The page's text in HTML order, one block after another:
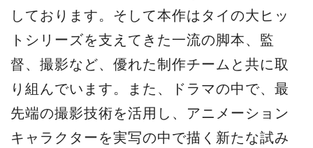
しております。そして本作はタイの大ヒッ
トシリーズを支えてきた一流の脚本、監
督、撮影など、優れた制作チームと共に取
り組んでいます。また、ドラマの中で、最
先端の撮影技術を活用し、アニメーション
キャラクターを実写の中で描く新たな試み